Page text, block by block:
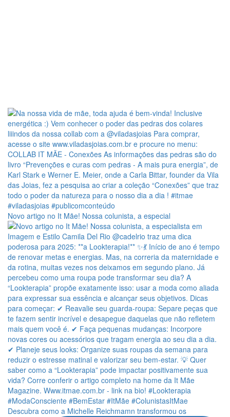
Novo artigo no It Mãe! Nossa colunista, a especial
Descubra como a Michelle Reichmamn transformou os